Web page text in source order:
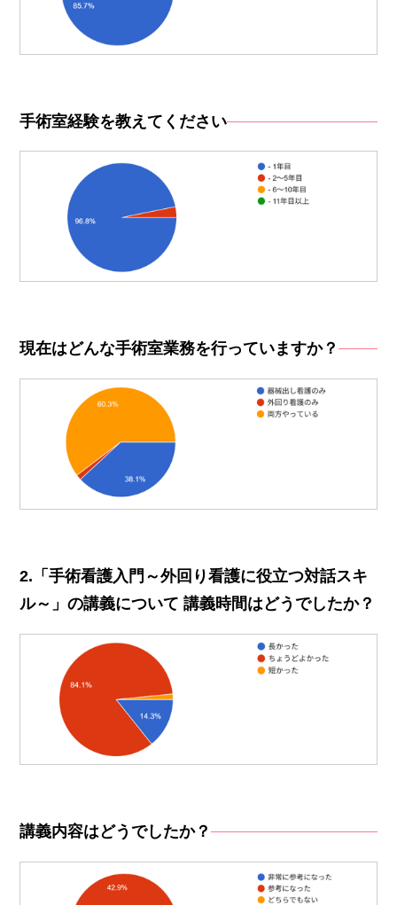
手術室経験を教えてください
現在はどんな手術室業務を行っていますか？
2.「手術看護入門～外回り看護に役立つ対話スキ
ル～」の講義について 講義時間はどうでしたか？
講義内容はどうでしたか？